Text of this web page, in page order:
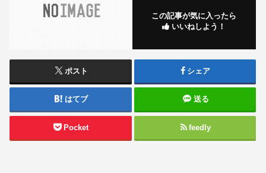
この記事が気に入ったら
いいねしよう！
ポスト シェア
はてブ 送る
Pocket feedly